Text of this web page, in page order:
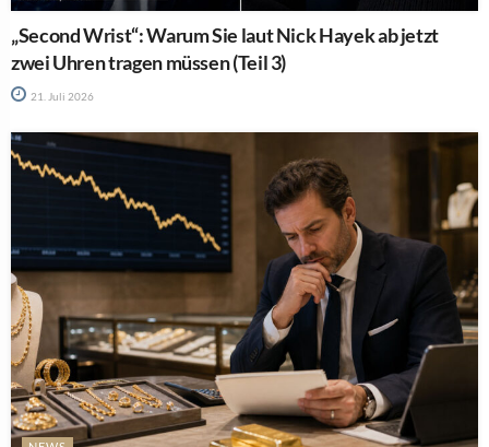
„Second Wrist“: Warum Sie laut Nick Hayek ab jetzt
zwei Uhren tragen müssen (Teil 3)
21. Juli 2026